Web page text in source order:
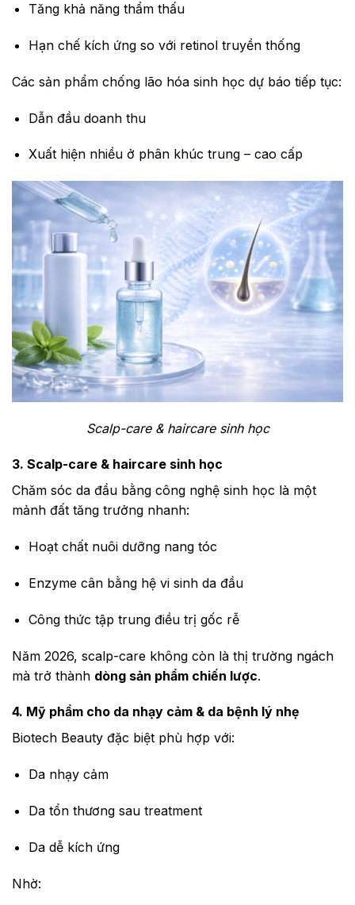
Tăng khả năng thẩm thấu
Hạn chế kích ứng so với retinol truyền thống
Các sản phẩm chống lão hóa sinh học dự báo tiếp tục:
Dẫn đầu doanh thu
Xuất hiện nhiều ở phân khúc trung – cao cấp
Scalp-care & haircare sinh học
3. Scalp-care & haircare sinh học
Chăm sóc da đầu bằng công nghệ sinh học là một
mảnh đất tăng trưởng nhanh:
Hoạt chất nuôi dưỡng nang tóc
Enzyme cân bằng hệ vi sinh da đầu
Công thức tập trung điều trị gốc rễ
Năm 2026, scalp-care không còn là thị trường ngách
mà trở thành dòng sản phẩm chiến lược.
4. Mỹ phẩm cho da nhạy cảm & da bệnh lý nhẹ
Biotech Beauty đặc biệt phù hợp với:
Da nhạy cảm
Da tổn thương sau treatment
Da dễ kích ứng
Nhờ: